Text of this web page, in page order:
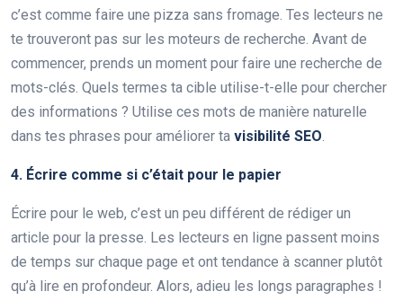
c’est comme faire une pizza sans fromage. Tes lecteurs ne
te trouveront pas sur les moteurs de recherche. Avant de
commencer, prends un moment pour faire une recherche de
mots-clés. Quels termes ta cible utilise-t-elle pour chercher
des informations ? Utilise ces mots de manière naturelle
dans tes phrases pour améliorer ta visibilité SEO
4. Écrire comme si c’était pour le papier
Écrire pour le web, c’est un peu différent de rédiger un
article pour la presse. Les lecteurs en ligne passent moins
de temps sur chaque page et ont tendance à scanner plutôt
qu’à lire en profondeur. Alors, adieu les longs paragraphes !